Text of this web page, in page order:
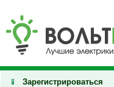
Зарегистрироваться